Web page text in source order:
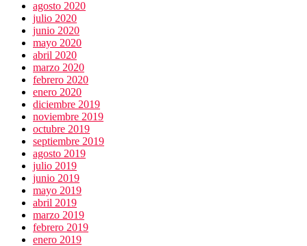
agosto 2020
julio 2020
junio 2020
mayo 2020
abril 2020
marzo 2020
febrero 2020
enero 2020
diciembre 2019
noviembre 2019
octubre 2019
septiembre 2019
agosto 2019
julio 2019
junio 2019
mayo 2019
abril 2019
marzo 2019
febrero 2019
enero 2019